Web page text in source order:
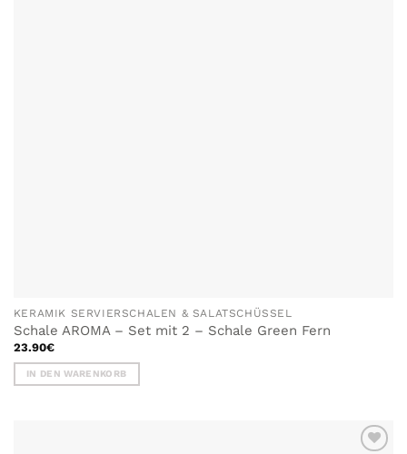
KERAMIK SERVIERSCHALEN & SALATSCHÜSSEL
Schale AROMA – Set mit 2 – Schale Green Fern
23.90€
IN DEN WARENKORB